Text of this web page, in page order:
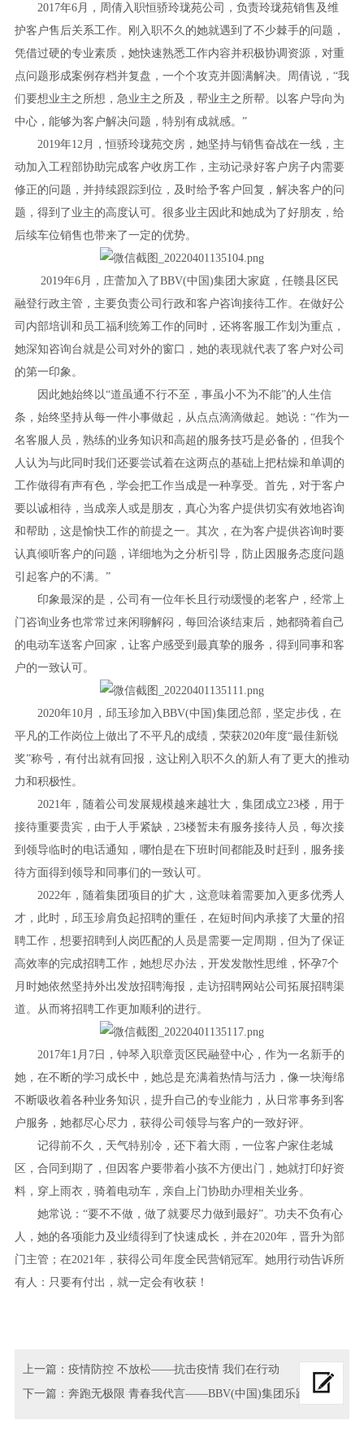
2017年6月，周倩入职恒骄玲珑苑公司，负责玲珑苑销售及维
护客户售后关系工作。刚入职不久的她就遇到了不少棘手的问题，
凭借过硬的专业素质，她快速熟悉工作内容并积极协调资源，对重
点问题形成案例存档并复盘，一个个攻克并圆满解决。周倩说，“我
们要想业主之所想，急业主之所及，帮业主之所帮。以客户导向为
中心，能够为客户解决问题，特别有成就感。”
2019年12月，恒骄玲珑苑交房，她坚持与销售奋战在一线，主
动加入工程部协助完成客户收房工作，主动记录好客户房子内需要
修正的问题，并持续跟踪到位，及时给予客户回复，解决客户的问
题，得到了业主的高度认可。很多业主因此和她成为了好朋友，给
后续车位销售也带来了一定的优势。
2019年6月，庄蕾加入了BBV(中国)集团大家庭，任赣县区民
融登行政主管，主要负责公司行政和客户咨询接待工作。在做好公
司内部培训和员工福利统筹工作的同时，还将客服工作划为重点，
她深知咨询台就是公司对外的窗口，她的表现就代表了客户对公司
的第一印象。
因此她始终以“道虽通不行不至，事虽小不为不能”的人生信
条，始终坚持从每一件小事做起，从点点滴滴做起。她说：“作为一
名客服人员，熟练的业务知识和高超的服务技巧是必备的，但我个
人认为与此同时我们还要尝试着在这两点的基础上把枯燥和单调的
工作做得有声有色，学会把工作当成是一种享受。首先，对于客户
要以诚相待，当成亲人或是朋友，真心为客户提供切实有效地咨询
和帮助，这是愉快工作的前提之一。其次，在为客户提供咨询时要
认真倾听客户的问题，详细地为之分析引导，防止因服务态度问题
引起客户的不满。”
印象最深的是，公司有一位年长且行动缓慢的老客户，经常上
门咨询业务也常常过来闲聊解闷，每回洽谈结束后，她都骑着自己
的电动车送客户回家，让客户感受到最真挚的服务，得到同事和客
户的一致认可。
2020年10月，邱玉珍加入BBV(中国)集团总部，坚定步伐，在
平凡的工作岗位上做出了不平凡的成绩，荣获2020年度“最佳新锐
奖”称号，有付出就有回报，这让刚入职不久的新人有了更大的推动
力和积极性。
2021年，随着公司发展规模越来越壮大，集团成立23楼，用于
接待重要贵宾，由于人手紧缺，23楼暂未有服务接待人员，每次接
到领导临时的电话通知，哪怕是在下班时间都能及时赶到，服务接
待方面得到领导和同事们的一致认可。
2022年，随着集团项目的扩大，这意味着需要加入更多优秀人
才，此时，邱玉珍肩负起招聘的重任，在短时间内承接了大量的招
聘工作，想要招聘到人岗匹配的人员是需要一定周期，但为了保证
高效率的完成招聘工作，她想尽办法，开发发散性思维，怀孕7个
月时她依然坚持外出发放招聘海报，走访招聘网站公司拓展招聘渠
道。从而将招聘工作更加顺利的进行。
2017年1月7日，钟琴入职章贡区民融登中心，作为一名新手的
她，在不断的学习成长中，她总是充满着热情与活力，像一块海绵
不断吸收着各种业务知识，提升自己的专业能力，从日常事务到客
户服务，她都尽心尽力，获得公司领导与客户的一致好评。
记得前不久，天气特别冷，还下着大雨，一位客户家住老城
区，合同到期了，但因客户要带着小孩不方便出门，她就打印好资
料，穿上雨衣，骑着电动车，亲自上门协助办理相关业务。
她常说：“要不不做，做了就要尽力做到最好”。功夫不负有心
人，她的各项能力及业绩得到了快速成长，并在2020年，晋升为部
门主管；在2021年，获得公司年度全民营销冠军。她用行动告诉所
有人：只要有付出，就一定会有收获！
上一篇：疫情防控 不放松——抗击疫情 我们在行动
下一篇：奔跑无极限 青春我代言——BBV(中国)集团乐跑活动